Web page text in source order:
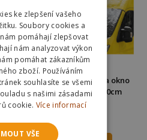
Protimrazová clona na okno
pro dodávky 200x100cm
Xtrobb 27737
231 Kč
ke zlepšení vašeho
Soubory cookies a
pomáhají zlepšovat
nám analyzovat výkon
pomáhat zákazníkům
zboží. Používáním
souhlasíte se všemi
s našimi zásadami
cookie. Více informací
VŠE